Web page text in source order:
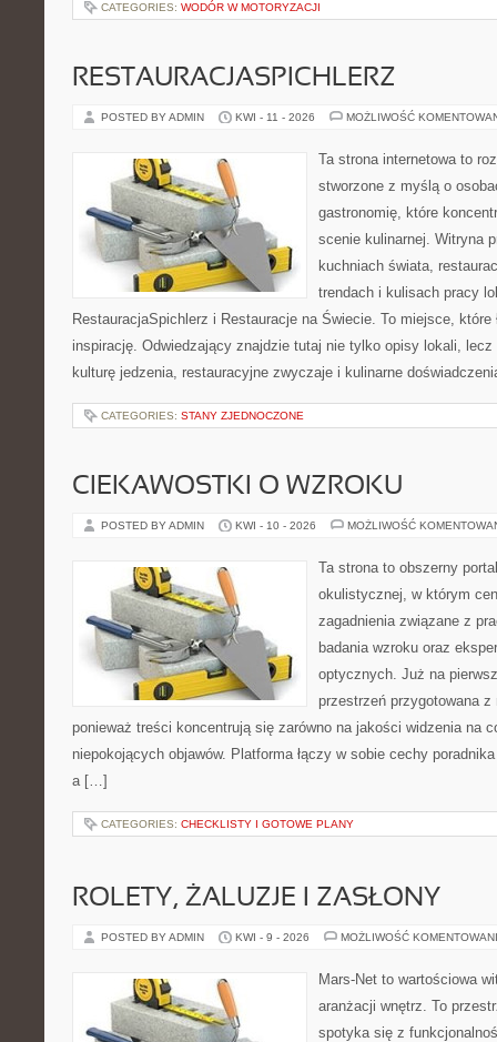
CATEGORIES: WODÓR W MOTORYZACJI
RESTAURACJASPICHLERZ
POSTED BY ADMIN KWI - 11 - 2026 MOŻLIWOŚĆ
Ta strona internetowa to
stworzone z myślą o
gastronomię, które
scenie kulinarnej. Witryna
kuchniach świata,
trendach i kulisach pracy
RestauracjaSpichlerz i Restauracje na Świecie. To miejsce, które
inspirację. Odwiedzający znajdzie tutaj nie tylko opisy lokali,
kulturę jedzenia, restauracyjne zwyczaje i kulinarne
CATEGORIES: STANY ZJEDNOCZONE
CIEKAWOSTKI O WZROKU
POSTED BY ADMIN KWI - 10 - 2026 MOŻLIWOŚĆ
Ta strona to obszerny
okulistycznej, w którym
zagadnienia związane z
badania wzroku oraz
optycznych. Już na
przestrzeń przygotowana
ponieważ treści koncentrują się zarówno na jakości widzenia na
niepokojących objawów. Platforma łączy w sobie cechy
a […]
CATEGORIES: CHECKLISTY I GOTOWE PLANY
ROLETY, ŻALUZJE I ZASŁONY
POSTED BY ADMIN KWI - 9 - 2026 MOŻLIWOŚĆ
Mars-Net to wartościowa
aranżacji wnętrz. To
spotyka się z